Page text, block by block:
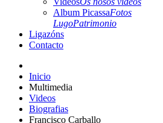
Album PicassaFotos
LugoPatrimonio
Ligazóns
Contacto
Inicio
Multimedia
Videos
Biografias
Francisco Carballo